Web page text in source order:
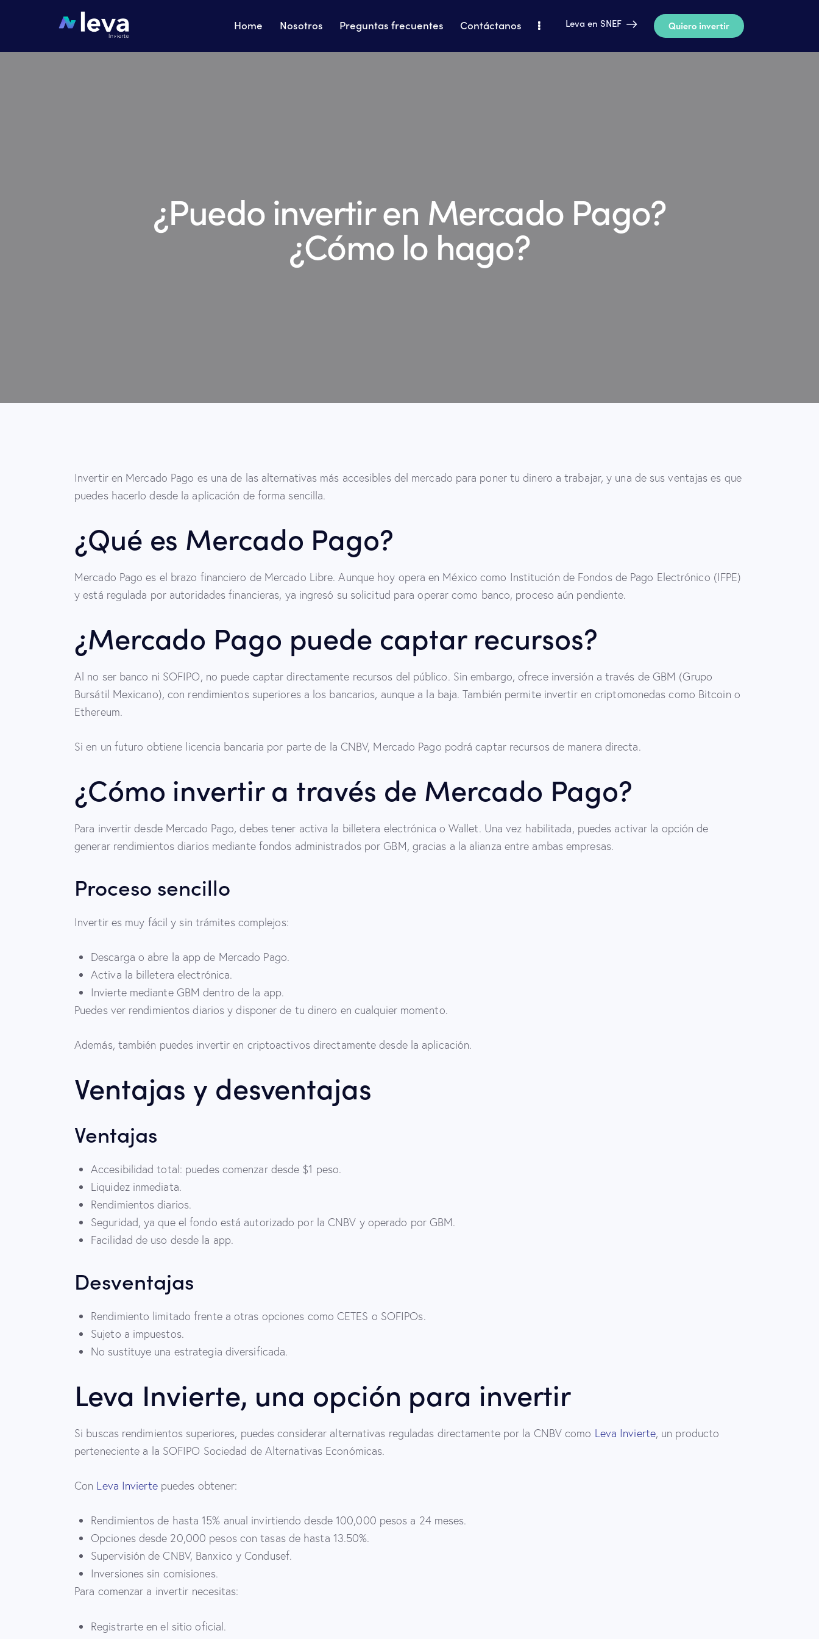
Home Nosotros Preguntas frecuentes Contáctanos Leva en SNEF Quiero invertir
¿Puedo invertir en Mercado Pago?
¿Cómo lo hago?
Invertir en Mercado Pago es una de las alternativas más accesibles del mercado para poner tu dinero a trabajar, y una de sus ventajas es que
puedes hacerlo desde la aplicación de forma sencilla.
¿Qué es Mercado Pago?
Mercado Pago es el brazo financiero de Mercado Libre. Aunque hoy opera en México como Institución de Fondos de Pago Electrónico (IFPE)
y está regulada por autoridades financieras, ya ingresó su solicitud para operar como banco, proceso aún pendiente.
¿Mercado Pago puede captar recursos?
Al no ser banco ni SOFIPO, no puede captar directamente recursos del público. Sin embargo, ofrece inversión a través de GBM (Grupo
Bursátil Mexicano), con rendimientos superiores a los bancarios, aunque a la baja. También permite invertir en criptomonedas como Bitcoin o
Ethereum.
Si en un futuro obtiene licencia bancaria por parte de la CNBV, Mercado Pago podrá captar recursos de manera directa.
¿Cómo invertir a través de Mercado Pago?
Para invertir desde Mercado Pago, debes tener activa la billetera electrónica o Wallet. Una vez habilitada, puedes activar la opción de
generar rendimientos diarios mediante fondos administrados por GBM, gracias a la alianza entre ambas empresas.
Proceso sencillo
Invertir es muy fácil y sin trámites complejos:
Descarga o abre la app de Mercado Pago.
Activa la billetera electrónica.
Invierte mediante GBM dentro de la app.
Puedes ver rendimientos diarios y disponer de tu dinero en cualquier momento.
Además, también puedes invertir en criptoactivos directamente desde la aplicación.
Ventajas y desventajas
Ventajas
Accesibilidad total: puedes comenzar desde $1 peso.
Liquidez inmediata.
Rendimientos diarios.
Seguridad, ya que el fondo está autorizado por la CNBV y operado por GBM.
Facilidad de uso desde la app.
Desventajas
Rendimiento limitado frente a otras opciones como CETES o SOFIPOs.
Sujeto a impuestos.
No sustituye una estrategia diversificada.
Leva Invierte, una opción para invertir
Si buscas rendimientos superiores, puedes considerar alternativas reguladas directamente por la CNBV como Leva Invierte, un producto
perteneciente a la SOFIPO Sociedad de Alternativas Económicas.
Con Leva Inviertepuedes obtener:
Rendimientos de hasta 15% anual invirtiendo desde 100,000 pesos a 24 meses.
Opciones desde 20,000 pesos con tasas de hasta 13.50%.
Supervisión de CNBV, Banxico y Condusef.
Inversiones sin comisiones.
Para comenzar a invertir necesitas:
Registrarte en el sitio oficial.